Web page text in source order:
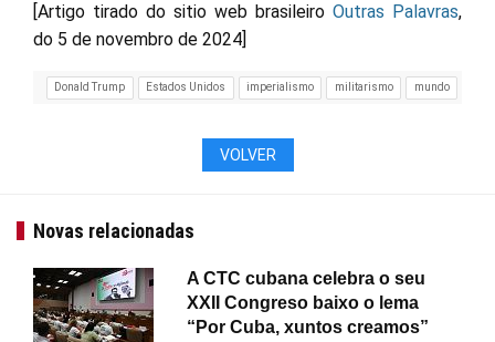
[Artigo tirado do sitio web brasileiro Outras Palavras,
do 5 de novembro de 2024]
Donald Trump Estados Unidos imperialismo militarismo mundo
VOLVER
Novas relacionadas
A CTC cubana celebra o seu
XXII Congreso baixo o lema
“Por Cuba, xuntos creamos”